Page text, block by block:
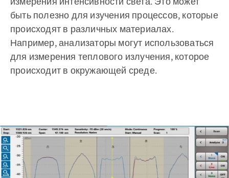
быть полезно для изучения процессов, которые
происходят в различных материалах.
Например, анализаторы могут использоваться
для измерения теплового излучения, которое
происходит в окружающей среде.